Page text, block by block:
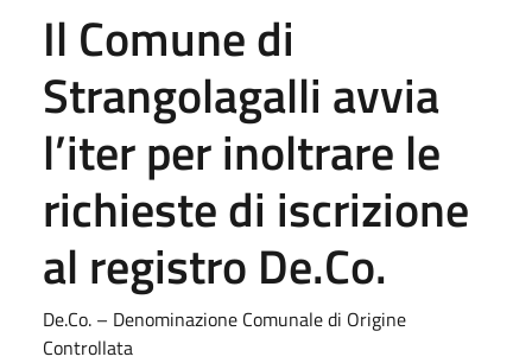
Il Comune di
Strangolagalli avvia
l’iter per inoltrare le
richieste di iscrizione
al registro De.Co.
De.Co. – Denominazione Comunale di Origine
Controllata